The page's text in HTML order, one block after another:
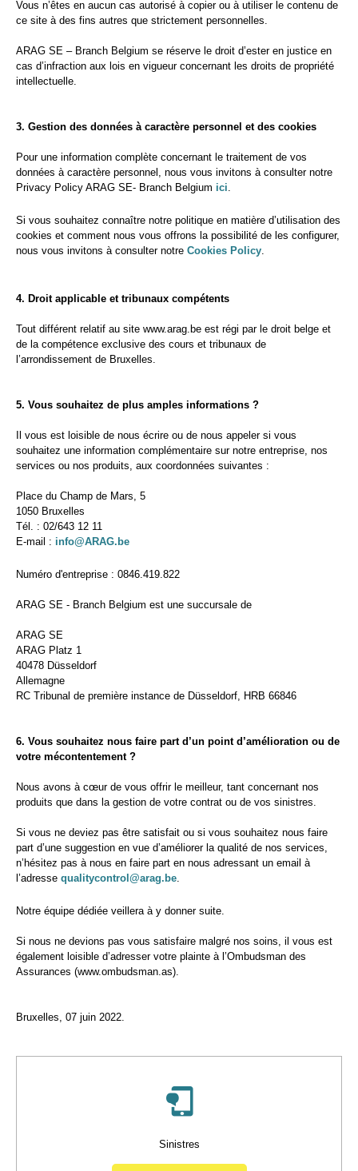
Vous n’êtes en aucun cas autorisé à copier ou à utiliser le contenu de
ce site à des fins autres que strictement personnelles.
ARAG SE – Branch Belgium se réserve le droit d’ester en justice en
cas d’infraction aux lois en vigueur concernant les droits de propriété
intellectuelle.
3. Gestion des données à caractère personnel et des cookies
Pour une information complète concernant le traitement de vos
données à caractère personnel, nous vous invitons à consulter notre
Privacy Policy ARAG SE- Branch Belgium ici.
Si vous souhaitez connaître notre politique en matière d’utilisation des
cookies et comment nous vous offrons la possibilité de les configurer,
nous vous invitons à consulter notre Cookies Policy.
4. Droit applicable et tribunaux compétents
Tout différent relatif au site www.arag.be est régi par le droit belge et
de la compétence exclusive des cours et tribunaux de
l’arrondissement de Bruxelles.
5. Vous souhaitez de plus amples informations ?
Il vous est loisible de nous écrire ou de nous appeler si vous
souhaitez une information complémentaire sur notre entreprise, nos
services ou nos produits, aux coordonnées suivantes :
Place du Champ de Mars, 5
1050 Bruxelles
Tél. : 02/643 12 11
E-mail : info@ARAG.be
Numéro d'entreprise : 0846.419.822
ARAG SE - Branch Belgium est une succursale de
ARAG SE
ARAG Platz 1
40478 Düsseldorf
Allemagne
RC Tribunal de première instance de Düsseldorf, HRB 66846
6. Vous souhaitez nous faire part d’un point d’amélioration ou de
votre mécontentement ?
Nous avons à cœur de vous offrir le meilleur, tant concernant nos
produits que dans la gestion de votre contrat ou de vos sinistres.
Si vous ne deviez pas être satisfait ou si vous souhaitez nous faire
part d’une suggestion en vue d’améliorer la qualité de nos services,
n’hésitez pas à nous en faire part en nous adressant un email à
l’adresse qualitycontrol @arag.be.
Notre équipe dédiée veillera à y donner suite.
Si nous ne devions pas vous satisfaire malgré nos soins, il vous est
également loisible d’adresser votre plainte à l’Ombudsman des
Assurances (www.ombudsman.as).
Bruxelles, 07 juin 2022.
Sinistres